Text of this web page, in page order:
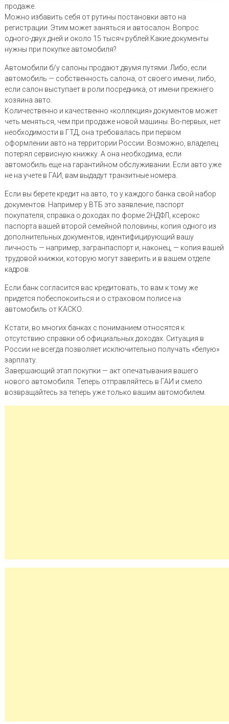
продаже.
Можно избавить себя от рутины постановки авто на
регистрации. Этим может заняться и автосалон. Вопрос
одного-двух дней и около 15 тысяч рублей.Какие документы
нужны при покупке автомобиля?
Автомобили б/у салоны продают двумя путями. Либо, если
автомобиль — собственность салона, от своего имени, либо,
если салон выступает в роли посредника, от имени прежнего
хозяина авто.
Количественно и качественно «коллекция» документов может
четь меняться, чем при продаже новой машины. Во-первых, нет
необходимости в ГТД, она требовалась при первом
оформлении авто на территории России. Возможно, владелец
потерял сервисную книжку. А она необходима, если
автомобиль еще на гарантийном обслуживании. Если авто уже
не на учете в ГАИ, вам выдадут транзитные номера.
Если вы берете кредит на авто, то у каждого банка свой набор
документов. Например у ВТБ это заявление, паспорт
покупателя, справка о доходах по форме 2НДФЛ, ксерокс
паспорта вашей второй семейной половины, копия одного из
дополнительных документов, идентифицирующий вашу
личность — например, загранпаспорт и, наконец, — копия вашей
трудовой книжки, которую могут заверить и в вашем отделе
кадров.
Если банк согласится вас кредитовать, то вам к тому же
придется побеспокоиться и о страховом полисе на
автомобиль от КАСКО.
Кстати, во многих банках с пониманием относятся к
отсутствию справки об официальных доходах. Ситуация в
России не всегда позволяет исключительно получать «белую»
зарплату.
Завершающий этап покупки — акт опечатывания вашего
нового автомобиля. Теперь отправляйтесь в ГАИ и смело
возвращайтесь за теперь уже только вашим автомобилем.